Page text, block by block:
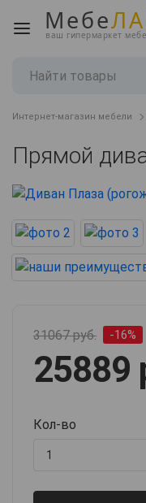
Мебе
ваш гипермаркет
Интернет-магазин мебели
Прямой
31067 руб. -16%
25889
Кол-во